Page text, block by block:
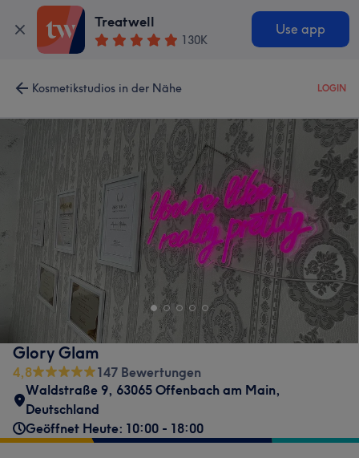
Treatwell
130K
Use app
Kosmetikstudios in der Nähe LOGIN
Glory Glam
4,8
147 Bewertungen
Waldstraße 9, 63065 Offenbach am Main,
Deutschland
Geöffnet Heute: 10:00 - 18:00